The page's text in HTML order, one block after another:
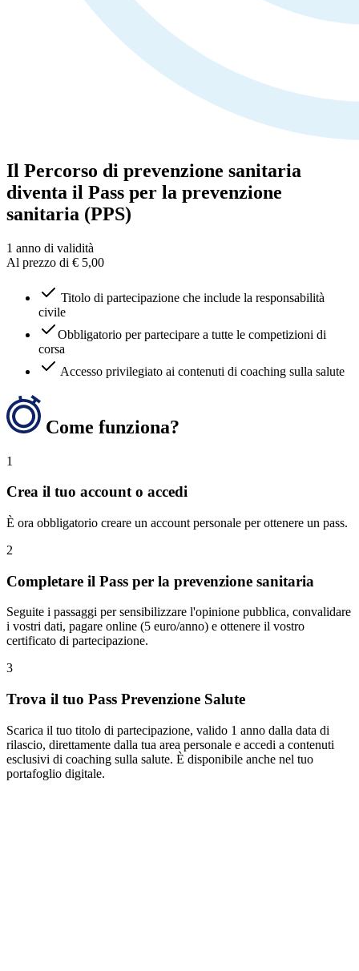
Il Percorso di prevenzione sanitaria
diventa il Pass per la prevenzione
sanitaria (PPS)
1 anno di validità
Al prezzo di € 5,00
Titolo di partecipazione che include la responsabilità
civile
Obbligatorio per partecipare a tutte le competizioni di
corsa
Accesso privilegiato ai contenuti di coaching sulla salute
Come funziona?
1
Crea il tuo account o accedi
È ora obbligatorio creare un account personale per ottenere un pass.
2
Completare il Pass per la prevenzione sanitaria
Seguite i passaggi per sensibilizzare l'opinione pubblica, convalidare
i vostri dati, pagare online (5 euro/anno) e ottenere il vostro
certificato di partecipazione.
3
Trova il tuo Pass Prevenzione Salute
Scarica il tuo titolo di partecipazione, valido 1 anno dalla data di
rilascio, direttamente dalla tua area personale e accedi a contenuti
esclusivi di coaching sulla salute. È disponibile anche nel tuo
portafoglio digitale.